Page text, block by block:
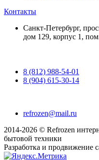
Контакты
Санкт-Петербург,
дом 129, корпус 1,
8 (812) 988-54-01
8 (904) 615-30-14
refrozen@mail.ru
2014-2026 © Refrozen
бытовой техники
Разработка и продвижение